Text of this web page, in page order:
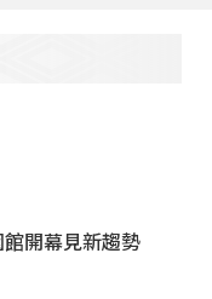
開幕見新趨勢